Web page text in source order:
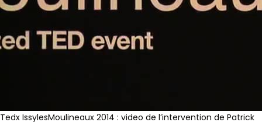
Tedx IssylesMoulineaux 2014 : video de l’intervention de Patrick